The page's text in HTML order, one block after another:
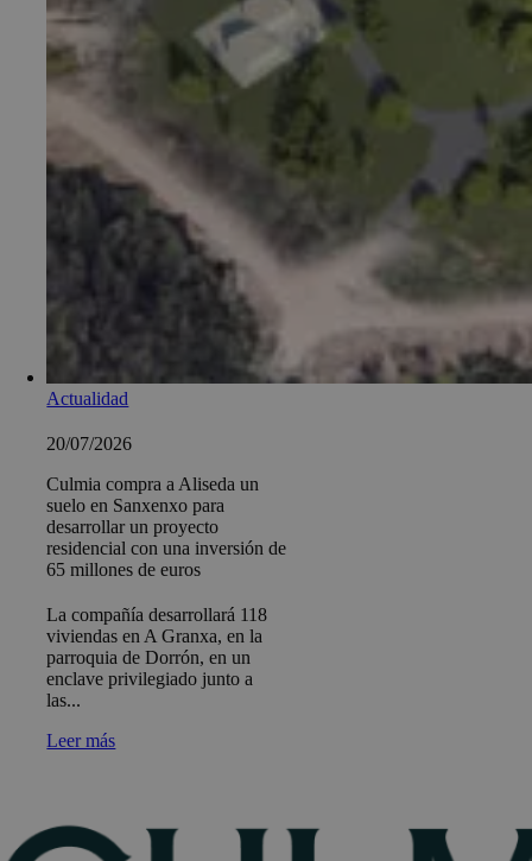
Actualidad
20/07/2026
Culmia compra a Aliseda un
suelo en Sanxenxo para
desarrollar un proyecto
residencial con una inversión de
65 millones de euros
La compañía desarrollará 118
viviendas en A Granxa, en la
parroquia de Dorrón, en un
enclave privilegiado junto a
las...
Leer más